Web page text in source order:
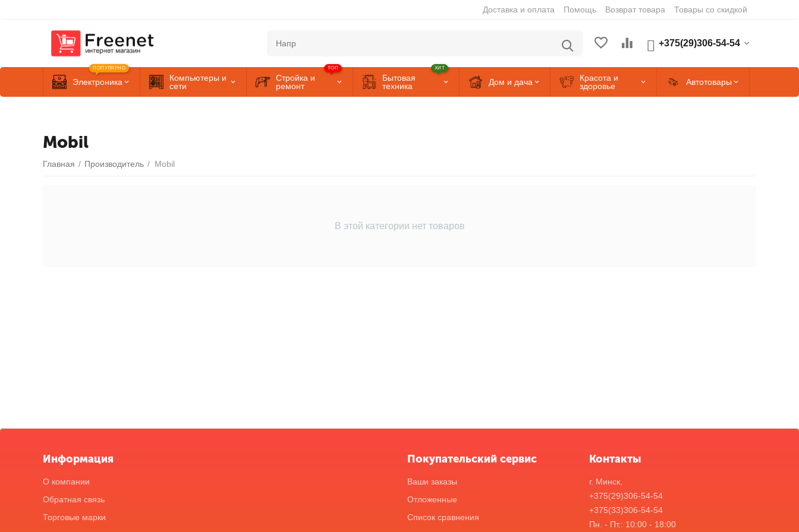
Доставка и оплата Помощь Возврат товара Товары со скидкой
+375(29)306-54-54
Электроника
ПОПУЛЯРНО
Компьютеры и
сети
Стройка и
ремонт
ТОП
Бытовая
техника
ХИТ
Дом и дача
Красота и
здоровье
Автотовары
Mobil
Главная / Производитель / Mobil
В этой категории нет товаров
Информация
О компании
Обратная связь
Торговые марки
Покупательский сервис
Ваши заказы
Отложенные
Список сравнения
Контакты
г. Минск,
+375(29)306-54-54
+375(33)306-54-54
Пн. - Пт.: 10:00 - 18:00